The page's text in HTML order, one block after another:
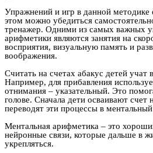
Упражнений и игр в данной
этом можно убедиться
тренажер. Одними из самых важных
арифметики являются занятия на
восприятия, визуальную память и
воображения.
Считать на счетах абакус детей учат
Например, для прибавления
отнимания – указательный. Это
голове. Сначала дети осваивают счет
переводят эти процессы в
Ментальная арифметика – это
нейронные связи, которые дальше в
укрепляться.